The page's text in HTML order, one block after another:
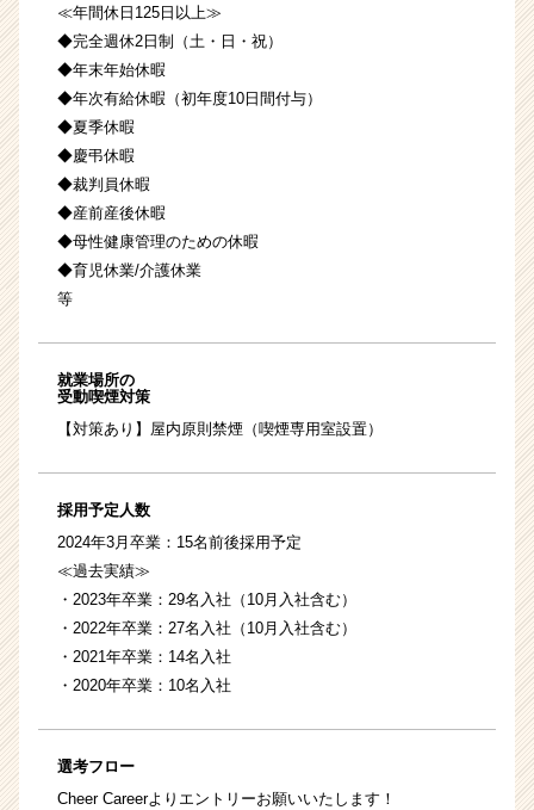
≪年間休日125日以上≫
◆完全週休2日制（土・日・祝）
◆年末年始休暇
◆年次有給休暇（初年度10日間付与）
◆夏季休暇
◆慶弔休暇
◆裁判員休暇
◆産前産後休暇
◆母性健康管理のための休暇
◆育児休業/介護休業
等
就業場所の
受動喫煙対策
【対策あり】屋内原則禁煙（喫煙専用室設置）
採用予定人数
2024年3月卒業：15名前後採用予定
≪過去実績≫
・2023年卒業：29名入社（10月入社含む）
・2022年卒業：27名入社（10月入社含む）
・2021年卒業：14名入社
・2020年卒業：10名入社
選考フロー
Cheer Careerよりエントリーお願いいたします！